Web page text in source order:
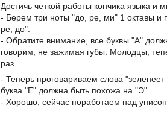
Достичь четкой работы кончика языка и
- Берем три ноты "до, ре, ми" 1 октавы
ре, до".
- Обратите внимание, все буквы "А"
говорим, не зажимая губы. Молодцы,
раз.
- Теперь проговариваем слова
буква "Е" должна быть похожа на "Э".
- Хорошо, сейчас поработаем над